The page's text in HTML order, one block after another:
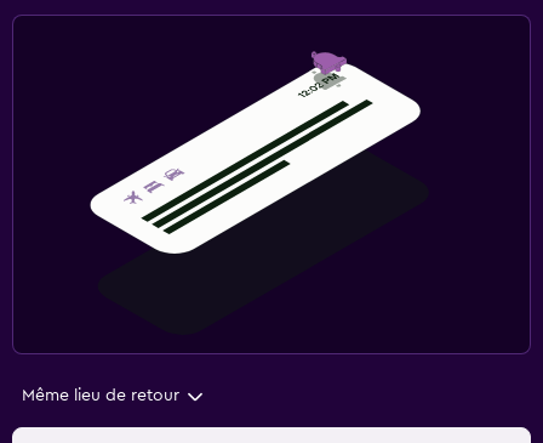
Même lieu de retour